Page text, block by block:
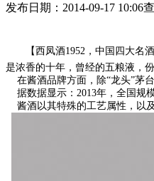
发布日期：2014-09-17 10:06
【西凤酒1952，中国四大名酒
是浓香的十年，曾经的五粮液，
在酱酒品牌方面，除“龙头”茅
据数据显示：2013年，全国规
酱酒以其特殊的工艺属性，以